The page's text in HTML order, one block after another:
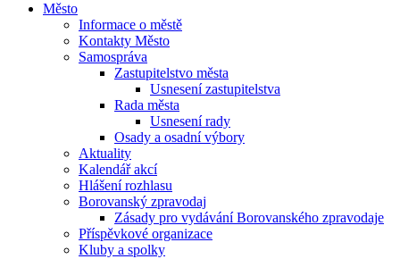
Město
Informace o městě
Kontakty Město
Samospráva
Zastupitelstvo města
Usnesení zastupitelstva
Rada města
Usnesení rady
Osady a osadní výbory
Aktuality
Kalendář akcí
Hlášení rozhlasu
Borovanský zpravodaj
Zásady pro vydávání Borovanského zpravodaje
Příspěvkové organizace
Kluby a spolky